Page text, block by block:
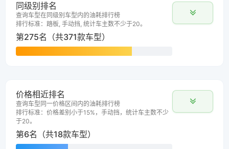
同级别排名
查询车型在同级别车型内的油耗排行榜
排行标准：踏板, 手动挡, 统计车主数不少于20。
第275名（共371款车型）
价格相近排名
查询车型同一价格区间内的油耗排行榜
排行标准：价格差别小于15%，手动挡，统计车主数不少
于20。
第6名（共18款车型）